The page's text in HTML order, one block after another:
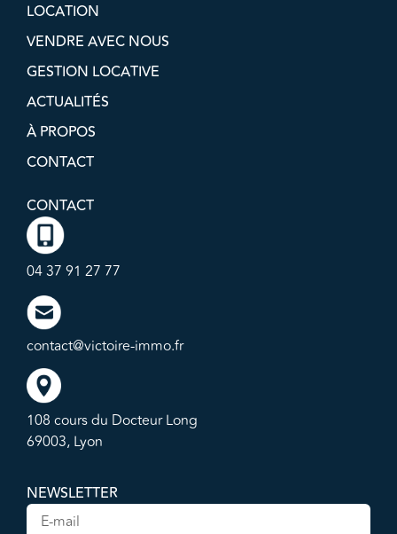
LOCATION
VENDRE AVEC NOUS
GESTION LOCATIVE
ACTUALITÉS
À PROPOS
CONTACT
CONTACT
04 37 91 27 77
contact@victoire-immo.fr
108 cours du Docteur Long
69003, Lyon
NEWSLETTER